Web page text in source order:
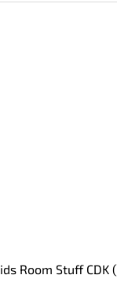
Room Stuff CDK